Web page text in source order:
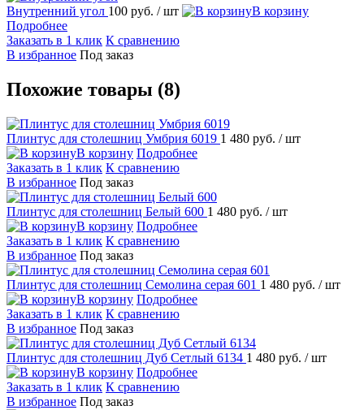
Внутренний угол 100 руб. / шт
В корзину
Подробнее
Заказать в 1 клик К сравнению
В избранное Под заказ
Похожие товары (8)
Плинтус для столешниц Умбрия 6019 1 480 руб. / шт
В корзину Подробнее
Заказать в 1 клик К сравнению
В избранное Под заказ
Плинтус для столешниц Белый 600 1 480 руб. / шт
В корзину Подробнее
Заказать в 1 клик К сравнению
В избранное Под заказ
Плинтус для столешниц Семолина серая 601 1 480 руб. / шт
В корзину Подробнее
Заказать в 1 клик К сравнению
В избранное Под заказ
Плинтус для столешниц Дуб Сетлый 6134 1 480 руб. / шт
В корзину Подробнее
Заказать в 1 клик К сравнению
В избранное Под заказ